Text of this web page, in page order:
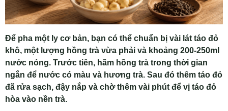
Để pha một ly cơ bản, bạn có thể chuẩn bị vài lát táo đỏ
khô, một lượng hồng trà vừa phải và khoảng 200-250ml
nước nóng. Trước tiên, hãm hồng trà trong thời gian
ngắn để nước có màu và hương trà. Sau đó thêm táo đỏ
đã rửa sạch, đậy nắp và chờ thêm vài phút để vị táo đỏ
hòa vào nền trà.